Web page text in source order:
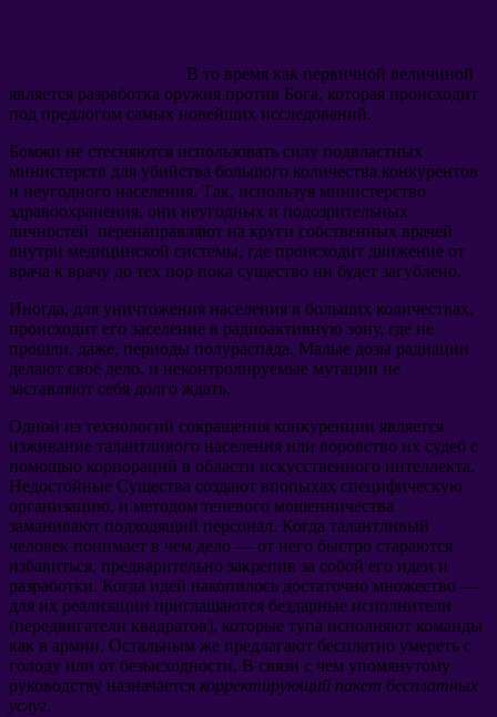
В то время как первичной величиной
является разработка оружия против Бога, которая происходит
под предлогом самых новейших исследований.
Бомжи не стесняются использовать силу подвластных
министерств для убийства большого количества конкурентов
и неугодного населения. Так, используя министерство
здравоохранения, они неугодных и подозрительных
личностей перенаправляют на круги собственных врачей
внутри медицинской системы, где происходит движение от
врача к врачу до тех пор пока существо ни будет загублено.
Иногда, для уничтожения населения в больших количествах,
происходит его заселение в радиоактивную зону, где не
прошли, даже, периоды полураспада. Малые дозы радиации
делают своё дело, и неконтролируемые мутации не
заставляют себя долго ждать.
Одной из технологий сокращения конкуренции является
изживание талантливого населения или воровство их судеб с
помощью корпораций в области искусственного интеллекта.
Недостойные Существа создают впопыхах специфическую
организацию, и методом теневого мошенничества
заманивают подходящий персонал. Когда талантливый
человек понимает в чем дело — от него быстро стараются
избавиться, предварительно закрепив за собой его идеи и
разработки. Когда идей накопилось достаточно множество —
для их реализации приглашаются бездарные исполнители
(передвигатели квадратов), которые тупа исполняют команды
как в армии. Остальным же предлагают бесплатно умереть с
голоду или от безысходности. В связи с чем упомянутому
руководству назначается корректирующий пакет бесплатных
услуг.